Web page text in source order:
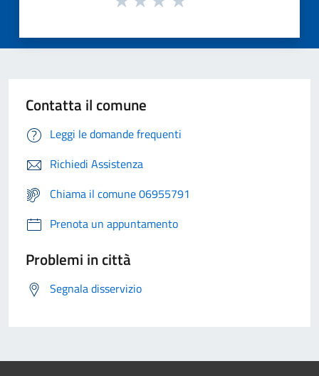
Contatta il comune
Leggi le domande frequenti
Richiedi Assistenza
Chiama il comune 06955791
Prenota un appuntamento
Problemi in città
Segnala disservizio